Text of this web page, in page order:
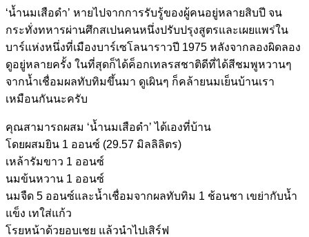
‘น้ำนมเสือดำ’ หายไปจากการรับรู้ของผู้คนอยู่หลายสิบปี จน
กระทั่งทหารผ่านศึกสเปนคนหนึ่งปรับปรุงสูตรและเผยแพร่ใน
บาร์แห่งหนึ่งที่เมืองบาร์เซโลนาราวปี 1975 หลังจากลองผิดลอง
ดูอยู่หลายครั้ง ในที่สุดก็ได้ค็อกเทลรสชาติดีที่ได้สีชมพูหวานๆ
จากน้ำเชื่อมผลทับทิมขึ้นมา ดูเผินๆ ก็คล้ายนมเย็นบ้านเรา
เหมือนกันนะครับ
คุณสามารถผสม ‘น้ำนมเสือดำ’ ได้เองที่บ้าน
โดยผสมยิน 1 ออนซ์ (29.57 มิลลิลิตร)
เหล้ารัมขาว 1 ออนซ์
นมข้นหวาน 1 ออนซ์
นมจืด 5 ออนซ์และน้ำเชื่อมจากผลทับทิม 1 ช้อนชา เขย่ากับน้ำ
แข็ง เทใส่แก้ว
โรยหน้าด้วยอบเชย แล้วนำไปเสิร์ฟ